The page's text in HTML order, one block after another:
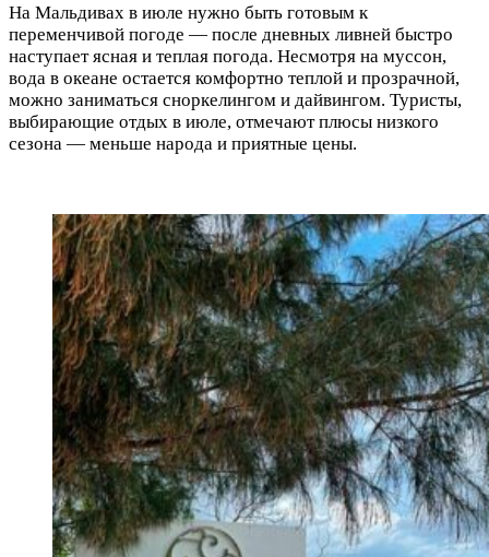
На Мальдивах в июле нужно быть готовым к
переменчивой погоде — после дневных ливней быстро
наступает ясная и теплая погода. Несмотря на муссон,
вода в океане остается комфортно теплой и прозрачной,
можно заниматься сноркелингом и дайвингом. Туристы,
выбирающие отдых в июле, отмечают плюсы низкого
сезона — меньше народа и приятные цены.